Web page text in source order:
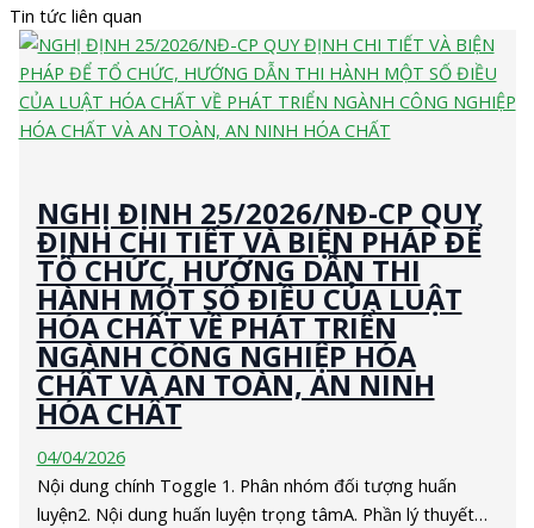
Tin tức liên quan
NGHỊ ĐỊNH 25/2026/NĐ-CP QUY
ĐỊNH CHI TIẾT VÀ BIỆN PHÁP ĐỂ
TỔ CHỨC, HƯỚNG DẪN THI
HÀNH MỘT SỐ ĐIỀU CỦA LUẬT
HÓA CHẤT VỀ PHÁT TRIỂN
NGÀNH CÔNG NGHIỆP HÓA
CHẤT VÀ AN TOÀN, AN NINH
HÓA CHẤT
04/04/2026
Nội dung chính Toggle 1. Phân nhóm đối tượng huấn
luyện2. Nội dung huấn luyện trọng tâmA. Phần lý thuyết…